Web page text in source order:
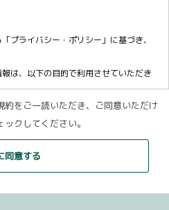
プライバシー・ポリシー」に基づき、
は、以下の目的で利用させていただき
あたって問題が発生した場合の確認・
リクエスト情報の確認
に行う、お客様に対する迅速なご連絡
連絡）
満足向上策などの検討のためのお客
をご一読いただき、ご同意いただけ
クしてください。
同意する